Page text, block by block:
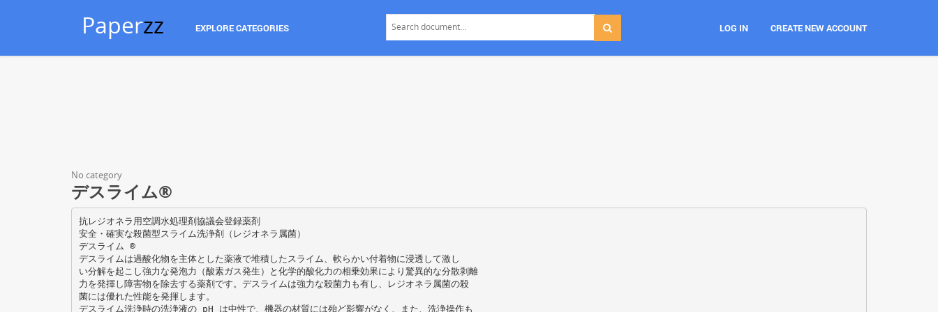
Paperzz EXPLORE CATEGORIES LOG IN CREATE NEW ACCOUNT
No category
デスライム®
抗レジオネラ用空調水処理剤協議会登録薬剤
安全・確実な殺菌型スライム洗浄剤（レジオネラ属菌）
デスライム ®
デスライムは過酸化物を主体とした薬液で堆積したスライム、軟らかい付着物に浸透して激し
い分解を起こし強力な発泡力（酸素ガス発生）と化学的酸化力の相乗効果により驚異的な分散剥離
力を発揮し障害物を除去する薬剤です。デスライムは強力な殺菌力も有し、レジオネラ属菌の殺
菌には優れた性能を発揮します。
デスライム洗浄時の洗浄液の pH は中性で、機器の材質には殆ど影響がなく、また、洗浄操作も